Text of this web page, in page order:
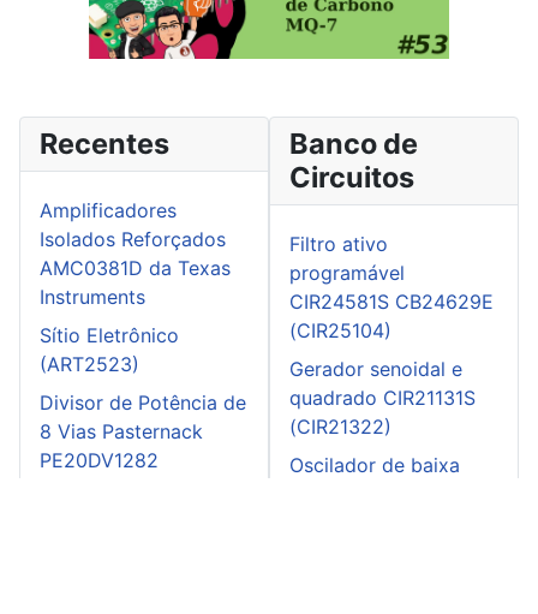
Recentes
Amplificadores
Isolados Reforçados
AMC0381D da Texas
Instruments
Sítio Eletrônico
(ART2523)
Divisor de Potência de
8 Vias Pasternack
PE20DV1282
Banco de
Circuitos
Filtro ativo
programável
CIR24581S CB24629E
(CIR25104)
Gerador senoidal e
quadrado CIR21131S
(CIR21322)
Oscilador de baixa